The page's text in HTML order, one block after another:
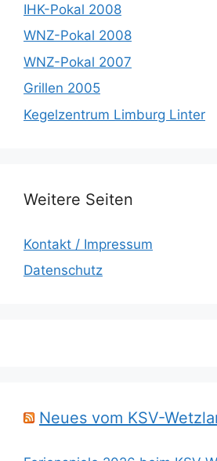
IHK-Pokal 2008
WNZ-Pokal 2008
WNZ-Pokal 2007
Grillen 2005
Kegelzentrum Limburg Linter
Weitere Seiten
Kontakt / Impressum
Datenschutz
Neues vom KSV-